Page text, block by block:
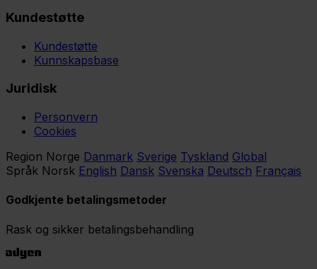
Kundestøtte
Kundestøtte
Kunnskapsbase
Juridisk
Personvern
Cookies
Region Norge Danmark Sverige Tyskland Global
Språk Norsk English Dansk Svenska Deutsch Français
Godkjente betalingsmetoder
Rask og sikker betalingsbehandling